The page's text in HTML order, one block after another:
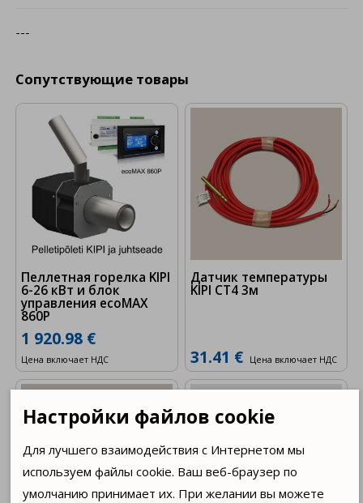
---
Сопутствующие товары
Пеллетная горелка KIPI
6-26 кВт и блок
управления ecoMAX
860P
1 920.98 €
Цена включает НДС
Датчик температуры
KIPI CT4 3м
31.41 € Цена включает НДС
Настройки файлов cookie
Для лучшего взаимодействия с Интернетом мы
используем файлы cookie. Ваш веб-браузер по
умолчанию принимает их. При желании вы можете